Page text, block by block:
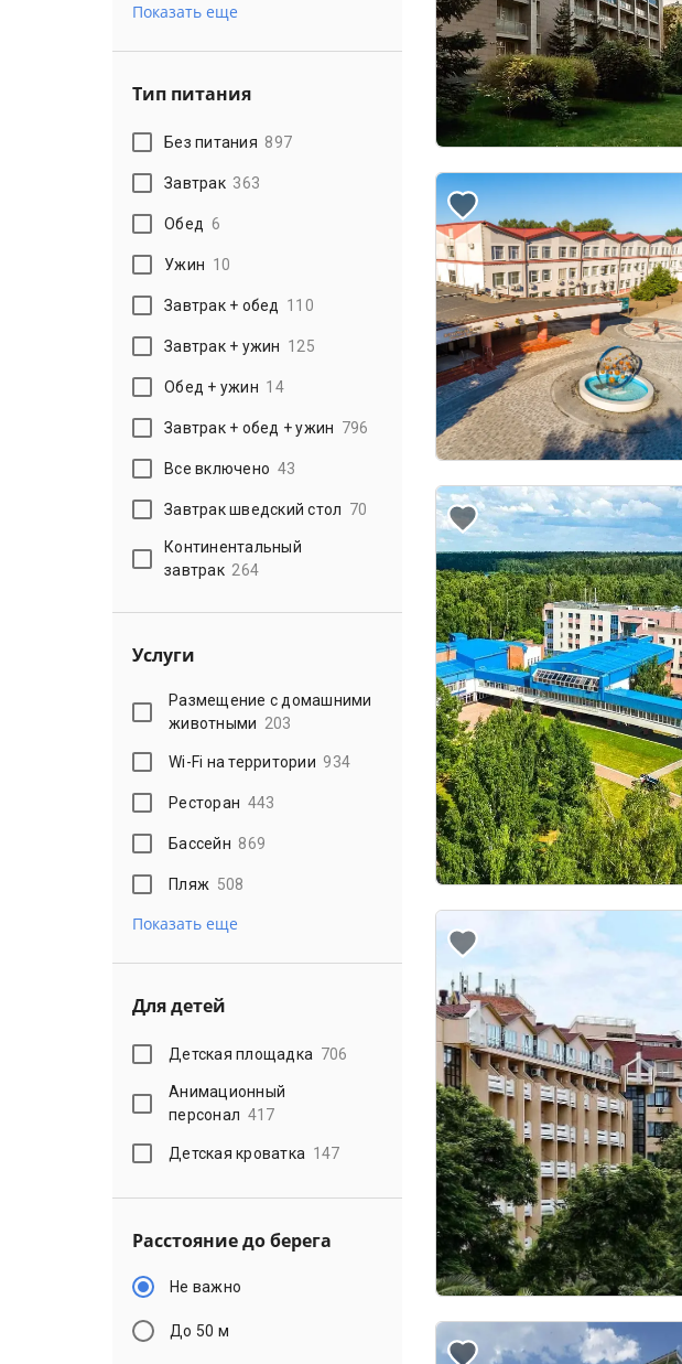
Показать еще
Тип питания
Без питания 897
Завтрак 363
Обед 6
Ужин 10
Завтрак + обед 110
Завтрак + ужин 125
Обед + ужин 14
Завтрак + обед + ужин 796
Все включено 43
Завтрак шведский стол 70
Континентальный
завтрак 264
Услуги
Размещение с домашними
животными 203
Wi-Fi на территории 934
Ресторан 443
Бассейн 869
Пляж 508
Показать еще
Для детей
Детская площадка 706
Анимационный
персонал 417
Детская кроватка 147
Расстояние до берега
Не важно
До 50 м